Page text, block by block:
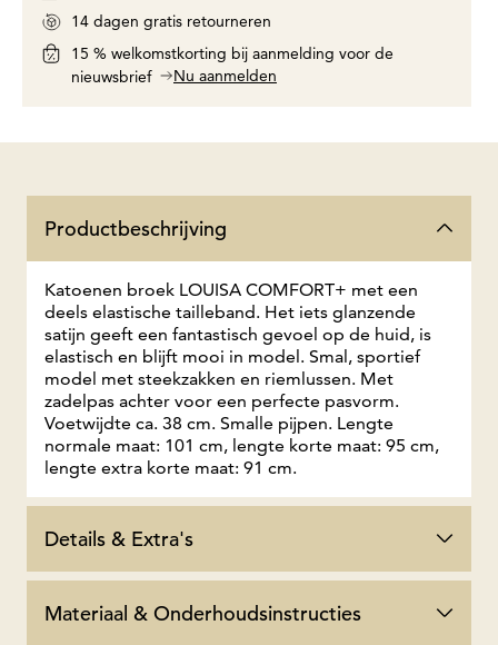
14 dagen gratis retourneren
15 % welkomstkorting bij aanmelding voor de
nieuwsbrief
Nu aanmelden
Productbeschrijving
Katoenen broek LOUISA COMFORT+ met een
deels elastische tailleband. Het iets glanzende
satijn geeft een fantastisch gevoel op de huid, is
elastisch en blijft mooi in model. Smal, sportief
model met steekzakken en riemlussen. Met
zadelpas achter voor een perfecte pasvorm.
Voetwijdte ca. 38 cm. Smalle pijpen. Lengte
normale maat: 101 cm, lengte korte maat: 95 cm,
lengte extra korte maat: 91 cm.
Details & Extra's
Materiaal & Onderhoudsinstructies